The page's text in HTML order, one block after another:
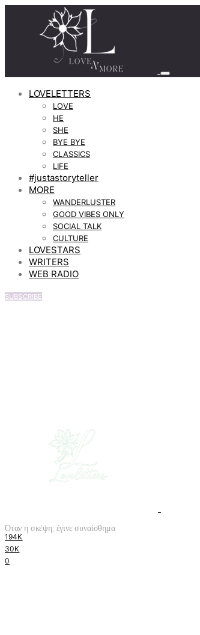
LOVELETTERS
LOVE
HE
SHE
BYE BYE
CLASSICS
LIFE
#justastoryteller
MORE
WANDERLUSTER
GOOD VIBES ONLY
SOCIAL TALK
CULTURE
LOVESTARS
WRITERS
WEB RADIO
SUBSCRIBE
Όταν η σκέψη, έγινε συναίσθημα
194K
30K
0